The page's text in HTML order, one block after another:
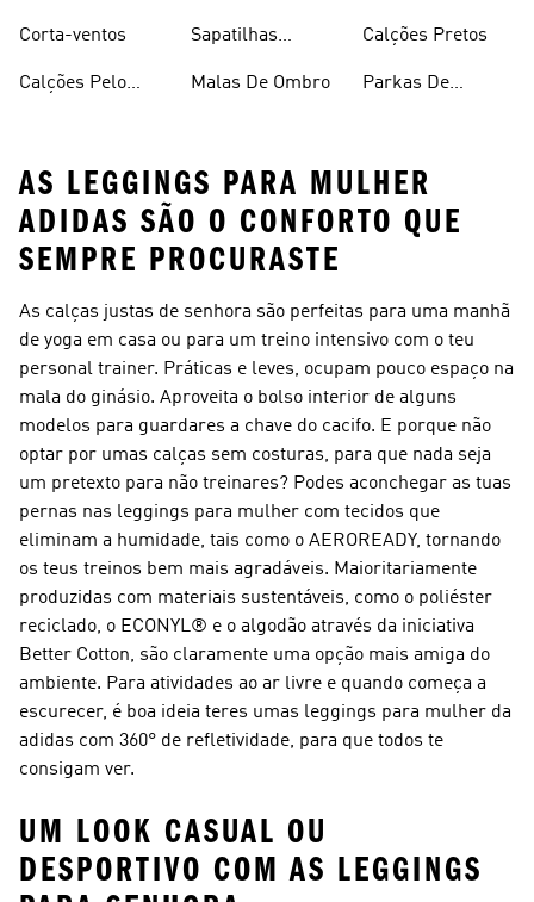
Corta-ventos
Calções Pelo
Sapatilhas
Malas De Ombro
Calções Pretos
Parkas De
AS LEGGINGS PARA MULHER
ADIDAS SÃO O CONFORTO QUE
SEMPRE PROCURASTE
As calças justas de senhora são perfeitas para uma manhã
de yoga em casa ou para um treino intensivo com o teu
personal trainer. Práticas e leves, ocupam pouco espaço na
mala do ginásio. Aproveita o bolso interior de alguns
modelos para guardares a chave do cacifo. E porque não
optar por umas calças sem costuras, para que nada seja
um pretexto para não treinares? Podes aconchegar as tuas
pernas nas leggings para mulher com tecidos que
eliminam a humidade, tais como o AEROREADY, tornando
os teus treinos bem mais agradáveis. Maioritariamente
produzidas com materiais sustentáveis, como o poliéster
reciclado, o ECONYL® e o algodão através da iniciativa
Better Cotton, são claramente uma opção mais amiga do
ambiente. Para atividades ao ar livre e quando começa a
escurecer, é boa ideia teres umas leggings para mulher da
adidas com 360° de refletividade, para que todos te
consigam ver.
UM LOOK CASUAL OU
DESPORTIVO COM AS LEGGINGS